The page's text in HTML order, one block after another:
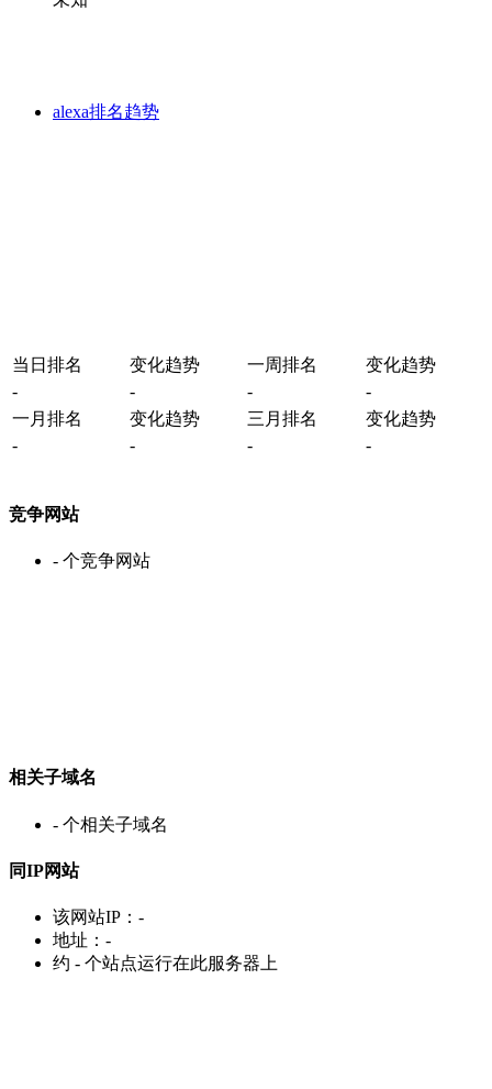
alexa排名趋势
当日排名 变化趋势 一周排名
变化趋势
-
- -
-
一月排名
变化趋势 三月排名
变化趋势
-
- - -
竞争网站
- 个竞争网站
相关子域名
- 个相关子域名
同IP网站
该网站IP： -
地址： -
约 - 个站点运行在此服务器上